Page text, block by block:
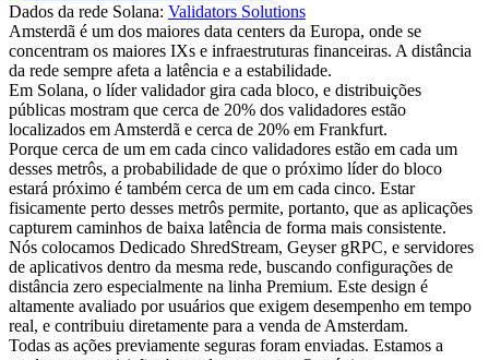
Dados da rede Solana: Validators Solutions
Amsterdã é um dos maiores data centers da Europa, onde se
concentram os maiores IXs e infraestruturas financeiras. A distância
da rede sempre afeta a latência e a estabilidade.
Em Solana, o líder validador gira cada bloco, e distribuições
públicas mostram que cerca de 20% dos validadores estão
localizados em Amsterdã e cerca de 20% em Frankfurt.
Porque cerca de um em cada cinco validadores estão em cada um
desses metrôs, a probabilidade de que o próximo líder do bloco
estará próximo é também cerca de um em cada cinco. Estar
fisicamente perto desses metrôs permite, portanto, que as aplicações
capturem caminhos de baixa latência de forma mais consistente.
Nós colocamos Dedicado ShredStream, Geyser gRPC, e servidores
de aplicativos dentro da mesma rede, buscando configurações de
distância zero especialmente na linha Premium. Este design é
altamente avaliado por usuários que exigem desempenho em tempo
real, e contribuiu diretamente para a venda de Amsterdam.
Todas as ações previamente seguras foram enviadas. Estamos a